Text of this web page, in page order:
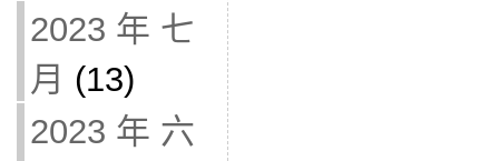
2023 年 七
月 (13)
2023 年 六